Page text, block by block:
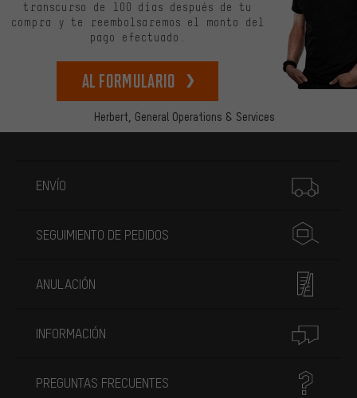
Herbert, General Operations & Services
transcurso de 100 días después de tu
compra y te reembolsaremos el monto del
pago efectuado.
Al formulario
ENVÍO
SEGUIMIENTO DE PEDIDOS
ANULACIÓN
INFORMACIÓN
PREGUNTAS FRECUENTES